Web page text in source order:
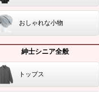
おしゃれな小物
紳士シニア全般
トップス